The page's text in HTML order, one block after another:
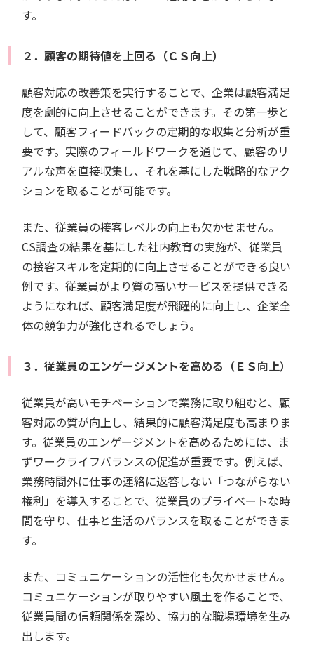
す。
２．顧客の期待値を上回る（ＣＳ向上）
顧客対応の改善策を実行することで、企業は顧客満足
度を劇的に向上させることができます。その第一歩と
して、顧客フィードバックの定期的な収集と分析が重
要です。実際のフィールドワークを通じて、顧客のリ
アルな声を直接収集し、それを基にした戦略的なアク
ションを取ることが可能です。
また、従業員の接客レベルの向上も欠かせません。
CS調査の結果を基にした社内教育の実施が、従業員
の接客スキルを定期的に向上させることができる良い
例です。従業員がより質の高いサービスを提供できる
ようになれば、顧客満足度が飛躍的に向上し、企業全
体の競争力が強化されるでしょう。
３．従業員のエンゲージメントを高める（ＥＳ向上）
従業員が高いモチベーションで業務に取り組むと、顧
客対応の質が向上し、結果的に顧客満足度も高まりま
す。従業員のエンゲージメントを高めるためには、ま
ずワークライフバランスの促進が重要です。例えば、
業務時間外に仕事の連絡に返答しない「つながらない
権利」を導入することで、従業員のプライベートな時
間を守り、仕事と生活のバランスを取ることができま
す。
また、コミュニケーションの活性化も欠かせません。
コミュニケーションが取りやすい風土を作ることで、
従業員間の信頼関係を深め、協力的な職場環境を生み
出します。